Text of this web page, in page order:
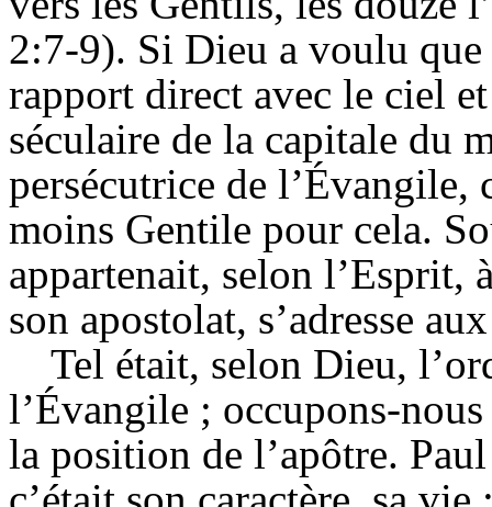
2:7-9). Si Dieu a voulu
rapport direct avec le ciel
séculaire de la capitale du
persécutrice de l’Évangile,
moins Gentile pour cela.
appartenait, selon l’Esprit,
son apostolat, s’adresse
Tel était, selon Dieu,
l’Évangile ; occupons-
la position de l’apôtre.